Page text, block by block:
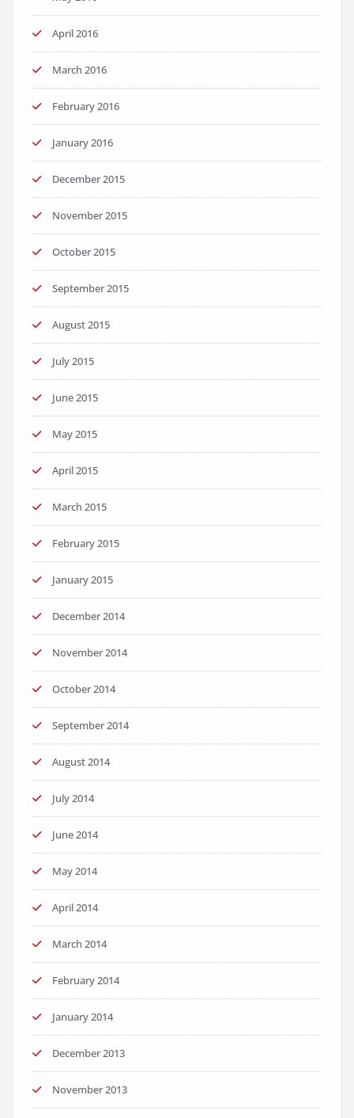
April 2016
March 2016
February 2016
January 2016
December 2015
November 2015
October 2015
September 2015
August 2015
July 2015
June 2015
May 2015
April 2015
March 2015
February 2015
January 2015
December 2014
November 2014
October 2014
September 2014
August 2014
July 2014
June 2014
May 2014
April 2014
March 2014
February 2014
January 2014
December 2013
November 2013